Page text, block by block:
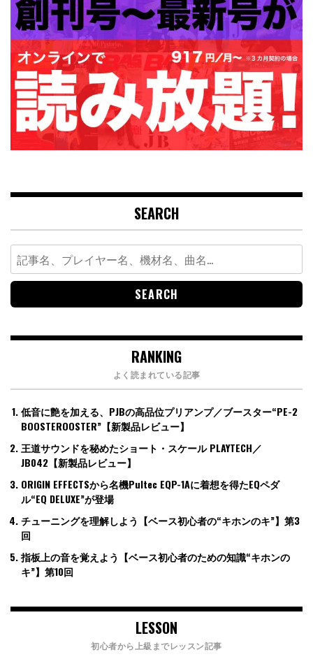
SEARCH
Search
for:
RANKING
よく読まれている記事
低音に艶を加える、PJBの高品位プリアンプ／ブースター“PE-2
BOOSTEROOSTER”【新製品レビュー】
王道サウンドを秘めたショート・スケール PLAYTECH／
JB042【新製品レビュー】
ORIGIN EFFECTSから名機Pultec EQP-1Aに着想を得たEQペダ
ル“EQ DELUXE”が登場
チューニングを理解しよう【ベース初心者の“キホンのキ”】第3
回
指板上の音を覚えよう【ベース初心者のための知識“キホンの
キ”】第10回
LESSON
初心者から上級までレッスン記事